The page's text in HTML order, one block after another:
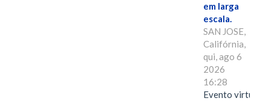
em larga
escala.
SAN JOSE,
Califórnia,
qui, ago 6
2026
16:28
Evento virtual